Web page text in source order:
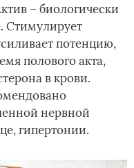
– биологически
Стимулирует
потенцию,
полового акта,
в крови.
нервной
гипертонии.